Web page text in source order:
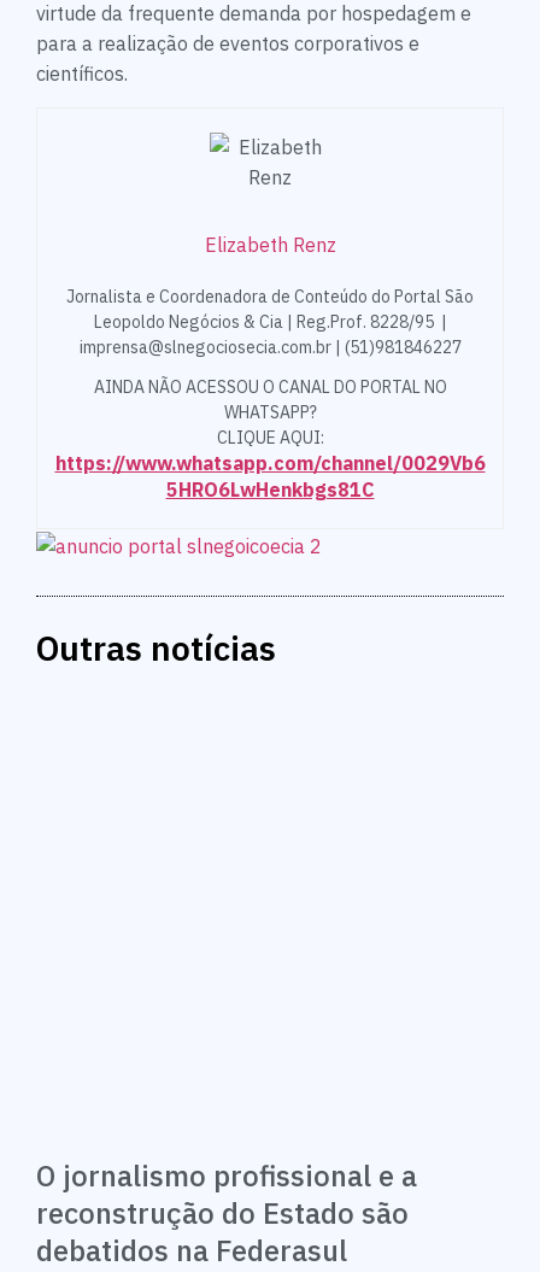
virtude da frequente demanda por hospedagem e
para a realização de eventos corporativos e
científicos.
Elizabeth Renz
Jornalista e Coordenadora de Conteúdo do Portal São
Leopoldo Negócios & Cia | Reg.Prof. 8228/95 |
imprensa@slnegociosecia.com.br | (51)981846227
AINDA NÃO ACESSOU O CANAL DO PORTAL NO
WHATSAPP?
CLIQUE AQUI:
https://www.whatsapp.com/channel/0029Vb6
5HRO6LwHenkbgs81C
Outras notícias
O jornalismo profissional e a
reconstrução do Estado são
debatidos na Federasul